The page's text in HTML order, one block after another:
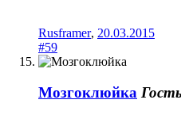
Rusframer, 20.03.2015
#59
Мозгоклюйка Гость